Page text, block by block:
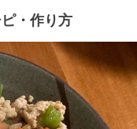
・作り方